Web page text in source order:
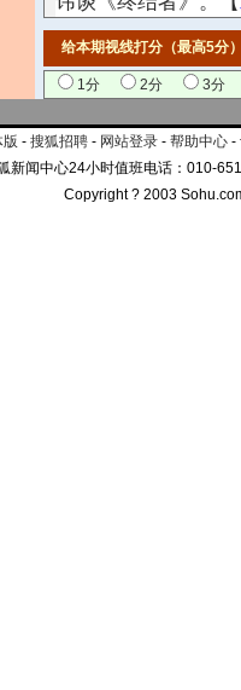
给本期视线打分（最高5分
1分 2分 3分
版 - 搜狐招聘 - 网站登录 - 帮助中心 -
新闻中心24小时值班电话：010-
Copyright ? 2003